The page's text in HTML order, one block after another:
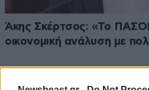
Άκης Σκέρτσος: «Το
οικονομική ανάλυση με